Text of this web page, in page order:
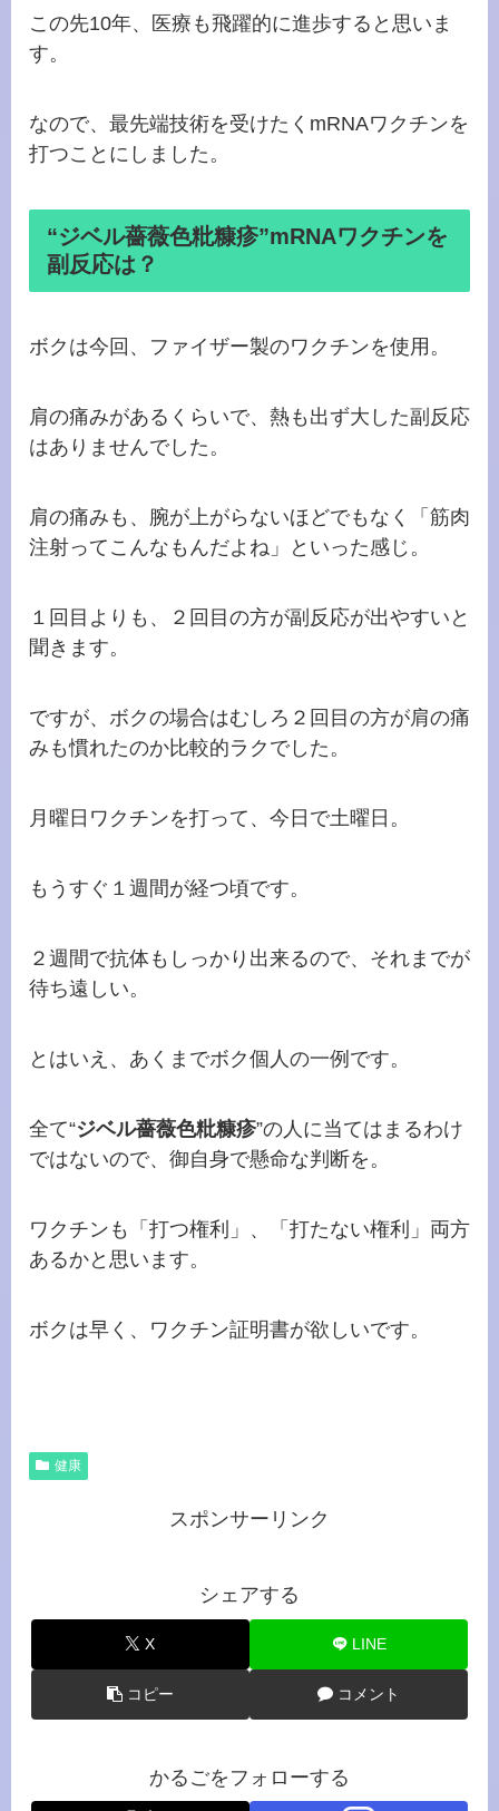
この先10年、医療も飛躍的に進歩すると思いま
す。
なので、最先端技術を受けたく mRNAワクチンを
打つことにしました。
“ジベル薔薇色粃糠疹”mRNAワクチンを
副反応は？
ボクは今回、ファイザー製のワクチンを使用。
肩の痛みがあるくらいで、熱も出ず大した副反応
はありませんでした。
肩の痛みも、腕が上がらないほどでもなく「筋肉
注射ってこんなもんだよね」といった感じ。
１回目よりも、２回目の方が副反応が出やすいと
聞きます。
ですが、ボクの場合はむしろ２回目の方が肩の痛
みも慣れたのか比較的ラクでした。
月曜日ワクチンを打って、今日で土曜日。
もうすぐ１週間が経つ頃です。
２週間で抗体もしっかり出来るので、それまでが
待ち遠しい。
とはいえ、あくまでボク個人の一例です。
全て“ジベル薔薇色粃糠疹”の人に当てはまるわけ
ではないので、御自身で懸命な判断を。
ワクチンも「打つ権利」、「打たない権利」両方
あるかと思います。
ボクは早く、ワクチン証明書が欲しいです。
健康
スポンサーリンク
シェアする
X LINE
コピー コメント
かるごをフォローする